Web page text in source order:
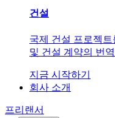
건설
국제 건설 프로젝
및 건설 계약의 번
지금 시작하기
회사 소개
프리랜서